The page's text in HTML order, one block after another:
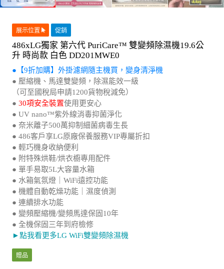
展示位置 促銷
486xLG獨家 第六代 PuriCare™ 雙變頻除濕機19.6公
升 時尚款 白色 DD201MWE0
●【9折加購】外掛濾網隨主機買，變身清淨機
● 壓縮機、馬達雙變頻，除濕能效一級
（可至國稅局申請1200貨物稅減免）
● 30項安全裝置使用更安心
● UV nano™紫外線消毒抑菌淨化
● 奈米離子500萬抑制細菌病毒生長
● 486客戶享LG原廠保養服務VIP專屬折扣
● 輕巧機身收納便利
● 附特殊烘鞋/烘衣櫥專用配件
● 單手易取5L大容量水箱
● 水箱氣氛燈｜WiFi遠控功能
● 機體自動乾燥功能｜濕度偵測
● 連續排水功能
● 變頻壓縮機/變頻馬達保固10年
● 全機保固三年到府檢修
►點我看更多LG WiFi雙變頻除濕機
贈品